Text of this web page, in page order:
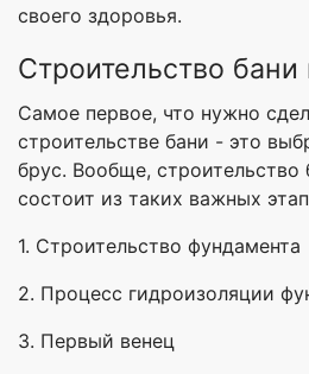
своего здоровья.
Строительство
Самое первое, что нужно
строительстве бани - это
брус. Вообще, строительство
состоит из таких важных
1. Строительство фундамента
2. Процесс гидроизоляции
3. Первый венец